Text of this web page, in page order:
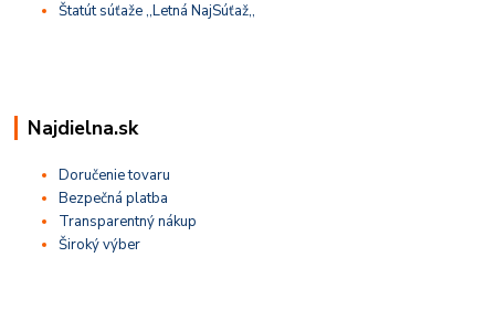
Štatút súťaže ,,Letná NajSúťaž,,
Najdielna.sk
Doručenie tovaru
Bezpečná platba
Transparentný nákup
Široký výber